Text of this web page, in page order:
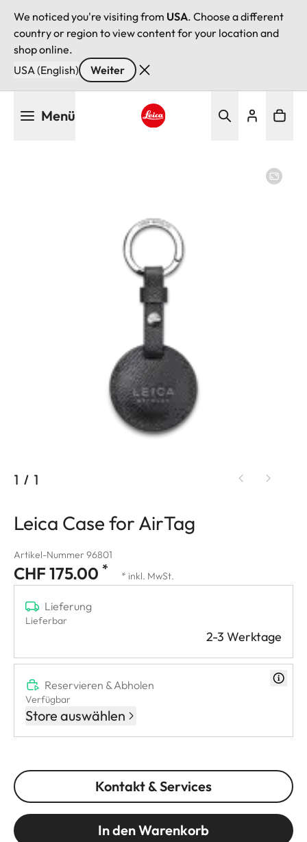
We noticed you're visiting from USA. Choose a different
country or region to view content for your location and
shop online.
USA (English)
Weiter
Menü
1 / 1
Leica Case for AirTag
Artikel-Nummer 96801
CHF 175.00 * * inkl. MwSt.
Lieferung
Lieferbar
2-3 Werktage
Reservieren & Abholen
Verfügbar
Store auswählen
Kontakt & Services
In den Warenkorb